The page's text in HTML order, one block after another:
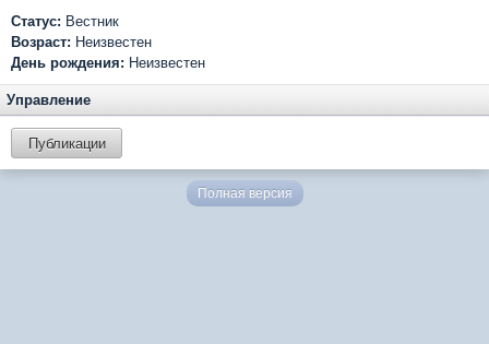
Статус: Вестник
Возраст: Неизвестен
День рождения: Неизвестен
Управление
Публикации
Полная версия